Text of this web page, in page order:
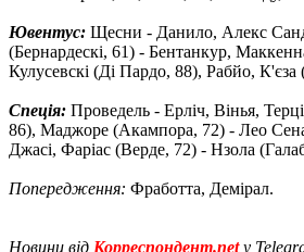
Ювентус: Щесни - Данило, Алекс
(Бернардескі, 61) - Бентанкур,
Кулусевскі (Ді Пардо, 88), Рабйо, К'єза
Спеція: Проведель - Ерліч, Вінья,
86), Маджоре (Акампора, 72) - Лео
Джасі, Фаріас (Верде, 72) - Нзола
Попередження: Фработта, Демірал.
Новини від Корреспондент.netу